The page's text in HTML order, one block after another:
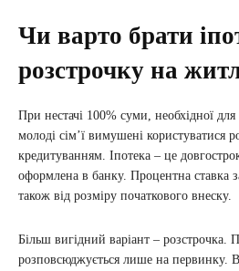
Чи варто брати
розстрочку на
При нестачі 100% суми, необхідної
молоді сім’ї вимушені користуватися
кредитуванням. Іпотека – це
оформлена в банку. Процентна ставка
також від розміру початкового внеску.
Більш вигідний варіант – розстрочка.
розповсюджується лише на первинку.